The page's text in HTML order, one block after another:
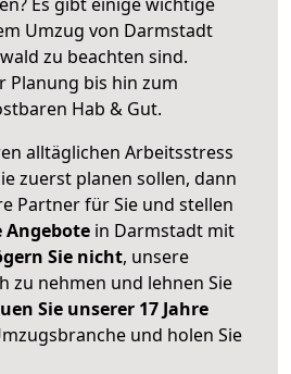
Umzug von Darmstadt
zu beachten sind.
Planung bis hin zum
Hab & Gut.
alltäglichen Arbeitsstress
zuerst planen sollen, dann
Partner für Sie und stellen
in Darmstadt mit
Sie nicht, unsere
zu nehmen und lehnen Sie
Sie unserer 17 Jahre
und holen Sie